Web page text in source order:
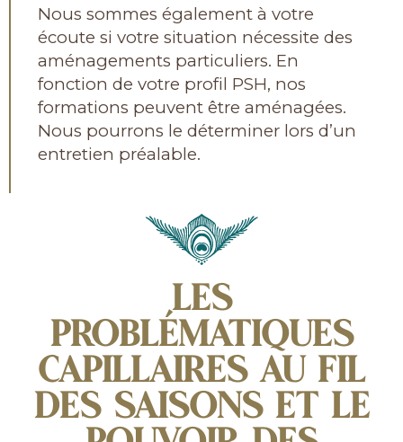
Nous sommes également à votre
écoute si votre situation nécessite des
aménagements particuliers. En
fonction de votre profil PSH, nos
formations peuvent être aménagées.
Nous pourrons le déterminer lors d’un
entretien préalable.
LES
PROBLÉMATIQUES
CAPILLAIRES AU FIL
DES SAISONS ET LE